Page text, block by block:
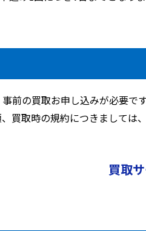
前の買取お申し込みが必要です
買取時の規約につきましては
買取